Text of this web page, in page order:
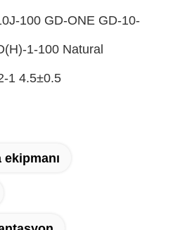
100 GD-ONE GD-10-
1-100 Natural
1 4.5±0.5